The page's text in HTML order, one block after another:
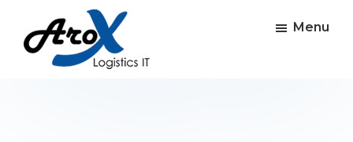
main
footer
Menu